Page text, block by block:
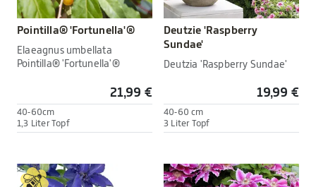
Pointilla® 'Fortunella'®
Elaeagnus umbellata
Pointilla® 'Fortunella'®
21,99 €
40-60cm
1,3 Liter Topf
Deutzie 'Raspberry
Sundae'
Deutzia 'Raspberry Sundae'
19,99 €
40-60 cm
3 Liter Topf